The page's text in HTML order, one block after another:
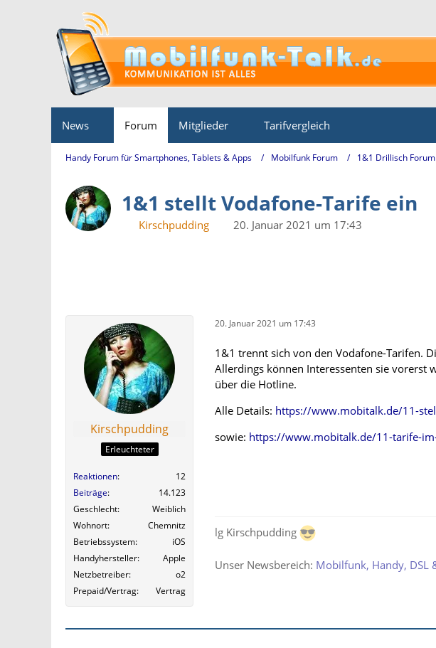
News Forum Mitglieder Tarifvergleich
Handy Forum für Smartphones, Tablets & Apps Mobilfunk Forum 1&1 Drillisch Forum
1&1 stellt Vodafone-Tarife ein
Kirschpudding
20. Januar 2021 um 17:43
Kirschpudding
Erleuchteter
Reaktionen
12
Beiträge
14.123
Geschlecht
Weiblich
Wohnort
Chemnitz
Betriebssystem
iOS
Handyhersteller
Apple
Netzbetreiber
o2
Prepaid/Vertrag
Vertrag
20. Januar 2021 um 17:43
1&1 trennt sich von den Vodafone-Tarifen.
Allerdings können Interessenten sie vorerst
über die Hotline.
Alle Details: https://www.mobitalk.de/11-
sowie: https://www.mobitalk.de/11-tarife-
lg Kirschpudding
Unser Newsbereich: Mobilfunk, Handy, DSL